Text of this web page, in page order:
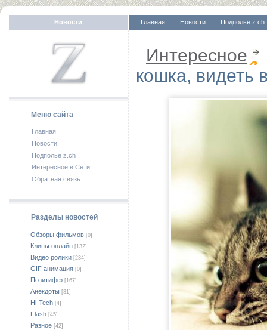
Новости Главная Новости Подполье z.ch
Интересное
кошка, видеть
Меню сайта
Главная
Новости
Подполье z.ch
Интересное в Сети
Обратная связь
Разделы новостей
Обзоры фильмов [0]
Клипы онлайн [132]
Видео ролики [234]
GIF анимация [0]
Позитифф [167]
Анекдоты [31]
Hi-Tech [4]
Flash [45]
Разное [42]